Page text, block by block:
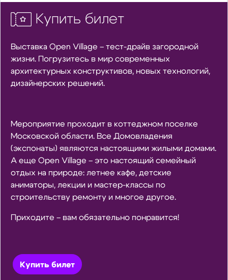
Купить билет
Выставка Open Village – тест-драйв загородной
жизни. Погрузитесь в мир современных
архитектурных конструктивов, новых технологий,
дизайнерских решений.
Мероприятие проходит в коттеджном поселке
Московской области. Все Домовладения
(экспонаты) являются настоящими жилыми домами.
А еще Open Village – это настоящий семейный
отдых на природе: летнее кафе, детские
аниматоры, лекции и мастер-классы по
строительству ремонту и многое другое.
Приходите – вам обязательно понравится!
Купить билет